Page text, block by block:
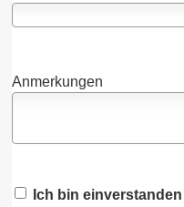
Anmerkungen
Ich bin einverstanden